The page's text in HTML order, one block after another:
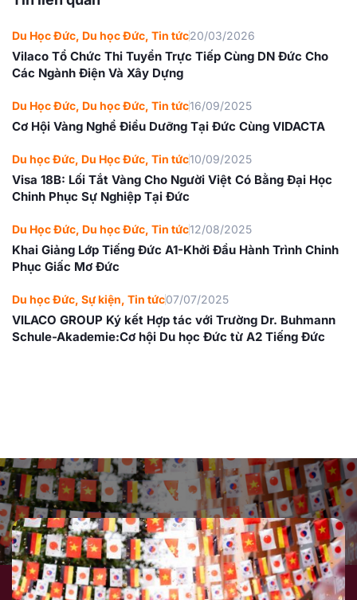
Du Học Đức, Du học Đức, Tin tức20/03/2026
Vilaco Tổ Chức Thi Tuyển Trực Tiếp Cùng DN Đức Cho
Các Ngành Điện Và Xây Dựng
Du Học Đức, Du học Đức, Tin tức16/09/2025
Cơ Hội Vàng Nghề Điều Dưỡng Tại Đức Cùng VIDACTA
Du học Đức, Du Học Đức, Tin tức10/09/2025
Visa 18B: Lối Tắt Vàng Cho Người Việt Có Bằng Đại Học
Chinh Phục Sự Nghiệp Tại Đức
Du Học Đức, Du học Đức, Tin tức12/08/2025
Khai Giảng Lớp Tiếng Đức A1-Khởi Đầu Hành Trình Chinh
Phục Giấc Mơ Đức
Du học Đức, Sự kiện, Tin tức07/07/2025
VILACO GROUP Ký kết Hợp tác với Trường Dr. Buhmann
Schule-Akademie:Cơ hội Du học Đức từ A2 Tiếng Đức